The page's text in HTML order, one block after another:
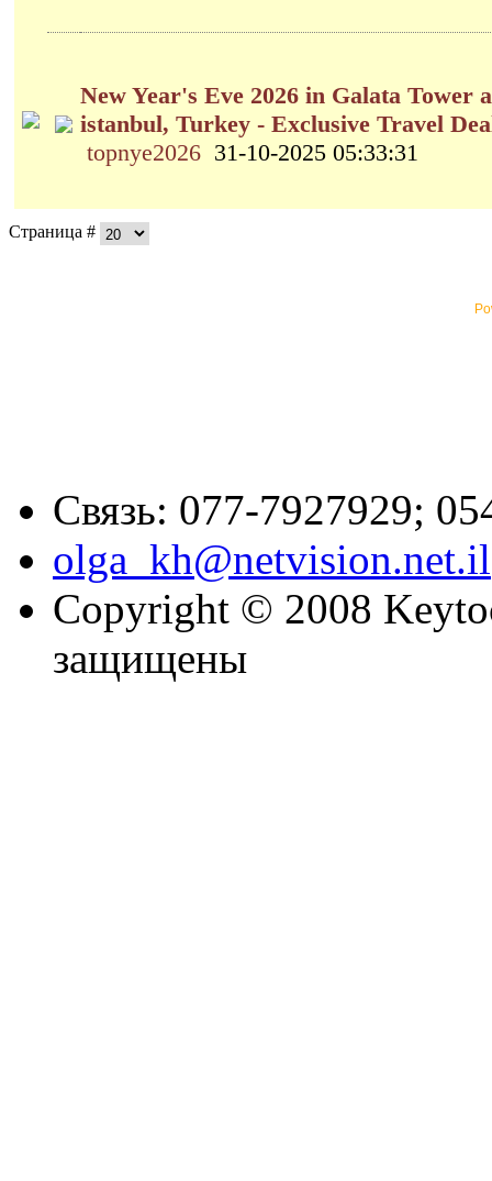
New Year's Eve 2026 in Galata Tower
istanbul, Turkey - Exclusive Travel
topnye2026 31-10-2025 05:33:31
Страница #
Связь: 077-7927929;
olga_kh@netvision.net.il
Copyright © 2008
защищены